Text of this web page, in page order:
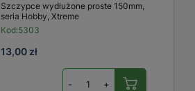
Szczypce wydłużone proste 150mm,
seria Hobby, Xtreme
Kod:5303
13,00 zł
- +